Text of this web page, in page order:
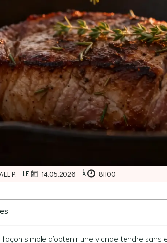
P. , LE 14.05.2026 , À 8H00
simple d’obtenir une viande tendre sans